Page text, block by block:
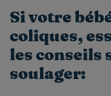
Si votre
coliques,
les conseils
soulager: